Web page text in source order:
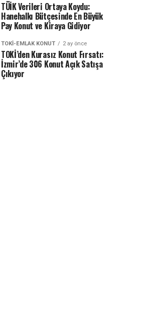
TÜİK Verileri Ortaya Koydu:
Hanehalkı Bütçesinde En Büyük
Pay Konut ve Kiraya Gidiyor
TOKI-EMLAK KONUT 2 ay önce
TOKİ’den Kurasız Konut Fırsatı:
İzmir’de 306 Konut Açık Satışa
Çıkıyor